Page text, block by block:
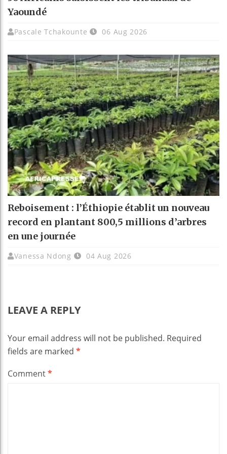
Yaoundé
Pascale Tchakounte 06 Aug 2026
Reboisement : l’Éthiopie établit un nouveau
record en plantant 800,5 millions d’arbres
en une journée
Vanessa Ndong 04 Aug 2026
LEAVE A REPLY
Your email address will not be published. Required
fields are marked *
Comment*